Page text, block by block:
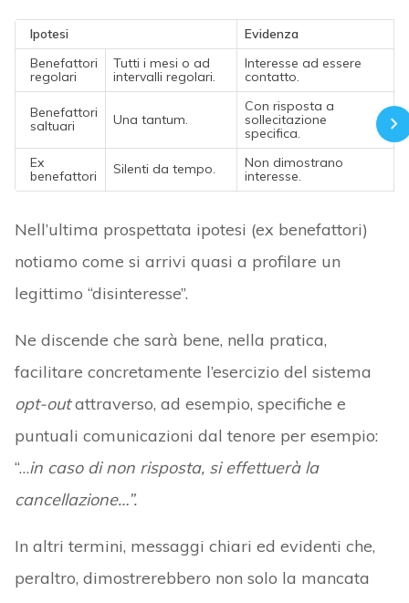
Ipotesi
Evidenza
Benefattori
regolari
Tutti i mesi o ad
intervalli regolari.
Interesse ad essere
contatto.
Benefattori
saltuari
Una tantum.
Con risposta a
sollecitazione
specifica.
Ex
benefattori
Silenti da tempo.
Non dimostrano
interesse.
Nell’ultima prospettata ipotesi (ex benefattori)
notiamo come si arrivi quasi a profilare un
legittimo “disinteresse”.
Ne discende che sarà bene, nella pratica,
facilitare concretamente l’esercizio del sistema
opt-outattraverso, ad esempio, specifiche e
puntuali comunicazioni dal tenore per esempio:
“…in caso di non risposta, si effettuerà la
cancellazione…”.
In altri termini, messaggi chiari ed evidenti che,
peraltro, dimostrerebbero non solo la mancata